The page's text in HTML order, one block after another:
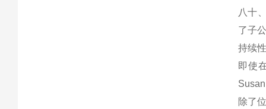
八十
了子
持续
即使
除了